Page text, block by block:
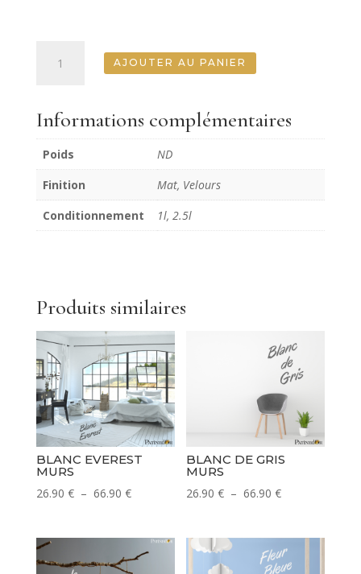
Murs
AJOUTER AU PANIER
Informations complémentaires
Poids
ND
Finition
Mat, Velours
Conditionnement
1l, 2.5l
Produits similaires
BLANC EVEREST
MURS
26.90 € – 66.90 €Plage
prix :
26.90 €
BLANC DE GRIS
MURS
26.90€ – 66.90€Plage
prix :
26.90 €